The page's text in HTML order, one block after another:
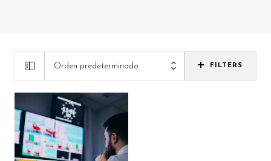
Orden predeterminado FILTERS